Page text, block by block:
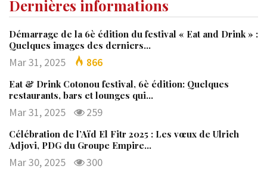
Dernières informations
Démarrage de la 6è édition du festival « Eat and Drink » :
Quelques images des derniers…
Mar 31, 2025 866
Eat & Drink Cotonou festival, 6è édition: Quelques
restaurants, bars et lounges qui…
Mar 31, 2025 259
Célébration de l’Aïd El Fitr 2025 : Les vœux de Ulrich
Adjovi, PDG du Groupe Empire…
Mar 30, 2025 300